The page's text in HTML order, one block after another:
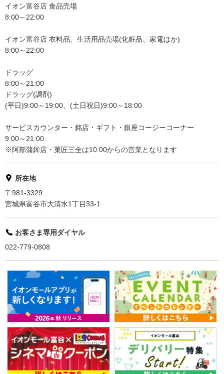
イオン富谷店 食品売場
8:00～22:00
イオン富谷店 衣料品、生活用品売場(化粧品、家電ほか)
8:00～22:00
ドラッグ
8:00～21:00
ドラッグ(調剤)
(平日)9:00～19:00、(土日祝日)9:00～18:00
サービスカウンター・銘店・ギフト・銀座コージーコーナー
9:00～21:00
※阿部蒲鉾店・菓匠三全は10:00からの営業となります
所在地
〒981-3329
宮城県富谷市大清水1丁目33-1
お客さま専用ダイヤル
022-779-0808